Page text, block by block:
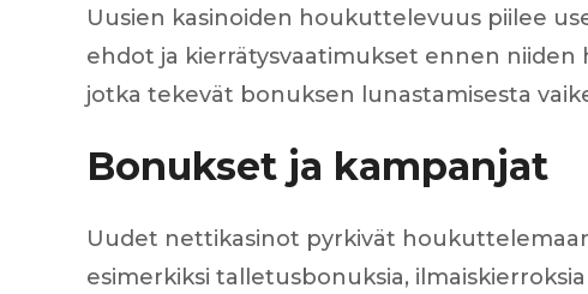
Uusien kasinoiden houkuttelevuus piilee
ehdot ja kierrätysvaatimukset ennen niiden
jotka tekevät bonuksen lunastamisesta
Bonukset ja kampanjat
Uudet nettikasinot pyrkivät
esimerkiksi talletusbonuksia,